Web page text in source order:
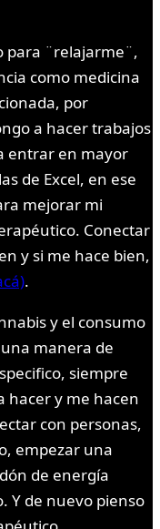
para ¨relajarme¨,
como medicina
por
a hacer trabajos
entrar en mayor
de Excel, en ese
mejorar mi
Conectar
y si me hace bien,
.
y el consumo
manera de
siempre
hacer y me hacen
con personas,
empezar una
de energía
Y de nuevo pienso